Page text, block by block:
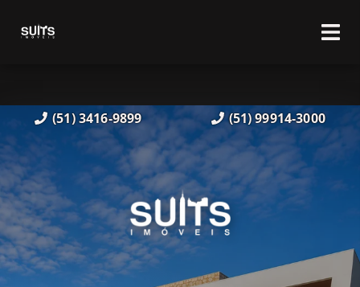
(51) 3416-9899 (51) 99914-3000